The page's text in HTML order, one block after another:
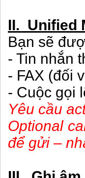
II. Unified
Bạn sẽ
- Tin nhắn
- FAX (đối
- Cuộc gọi
Yêu cầu
Optional
để gửi –